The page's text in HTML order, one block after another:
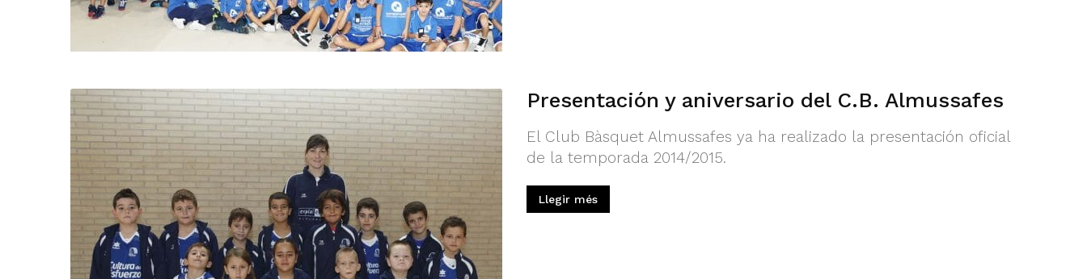
Presentación y aniversario del C.B. Almussafes
El Club Bàsquet Almussafes ya ha realizado la presentación oficial
de la temporada 2014/2015.
Llegir més